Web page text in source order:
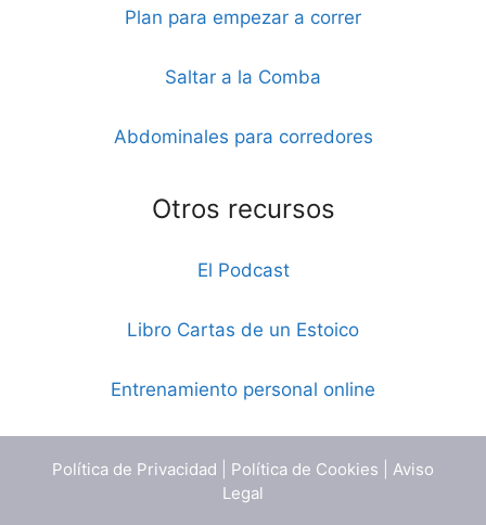
Plan para empezar a correr
Saltar a la Comba
Abdominales para corredores
Otros recursos
El Podcast
Libro Cartas de un Estoico
Entrenamiento personal online
Política de Privacidad Política de Cookies
Aviso
Legal